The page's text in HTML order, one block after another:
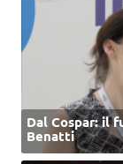
Dal Cospar: il
Benatti